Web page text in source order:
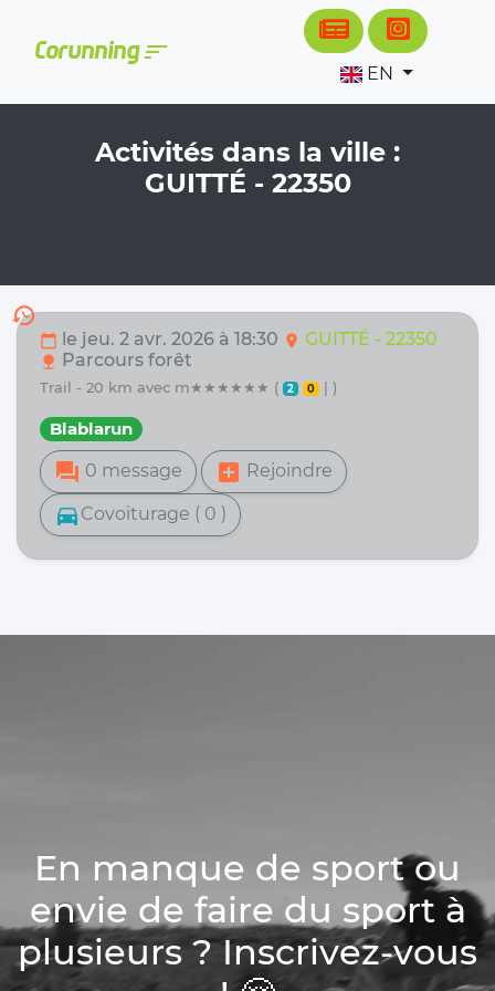
Corunningsort
EN
Activités dans la ville :
GUITTÉ - 22350
history
calendar_today le jeu. 2 avr. 2026 à 18:30 location_on GUITTÉ - 22350
nature Parcours forêt
trail - 20 km avec m★★★★★★ ( 2 0 | )
Blablarun
forum 0 message add_box Rejoindre
directions_car Covoiturage ( 0 )
En manque de sport ou
envie de faire du sport à
plusieurs ? Inscrivez-vous